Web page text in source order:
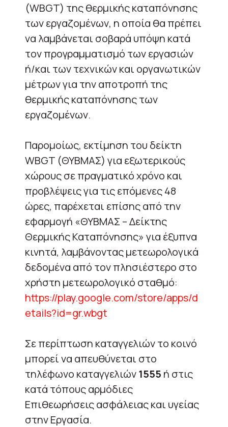
(WBGT) της θερμικής καταπόνησης
των εργαζομένων, η οποία θα πρέπει
να λαμβάνεται σοβαρά υπόψη κατά
τον προγραμματισμό των εργασιών
ή/και των τεχνικών και οργανωτικών
μέτρων για την αποτροπή της
θερμικής καταπόνησης των
εργαζομένων.
Παρομοίως, εκτίμηση του δείκτη
WBGT (ΘΥΒΜΑΣ) για εξωτερικούς
χώρους σε πραγματικό χρόνο και
προβλέψεις για τις επόμενες 48
ώρες, παρέχεται επίσης από την
εφαρμογή «ΘΥΒΜΑΣ – Δείκτης
Θερμικής Καταπόνησης» για έξυπνα
κινητά, λαμβάνοντας μετεωρολογικά
δεδομένα από τον πλησιέστερο στο
χρήστη μετεωρολογικό σταθμό:
https://play.google.com/store/apps/d
etails?id=gr.wbgt
Σε περίπτωση καταγγελιών το κοινό
μπορεί να απευθύνεται στο
τηλέφωνο καταγγελιών1555 ή στις
κατά τόπους αρμόδιες
Επιθεωρήσεις ασφάλειας και υγείας
στην Εργασία.